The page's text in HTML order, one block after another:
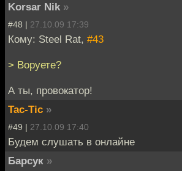
Korsar Nik »
#48 | 27.10.09 17:39
Кому: Steel Rat, #43
> Воруете?
А ты, провокатор!
Tac-Tic »
#49 | 27.10.09 17:40
Будем слушать в онлайне
Барсук »